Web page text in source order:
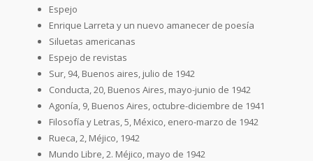
Espejo
Enrique Larreta y un nuevo amanecer de poesía
Siluetas americanas
Espejo de revistas
Sur, 94, Buenos aires, julio de 1942
Conducta, 20, Buenos Aires, mayo-junio de 1942
Agonía, 9, Buenos Aires, octubre-diciembre de 1941
Filosofía y Letras, 5, México, enero-marzo de 1942
Rueca, 2, Méjico, 1942
Mundo Libre, 2. Méjico, mayo de 1942